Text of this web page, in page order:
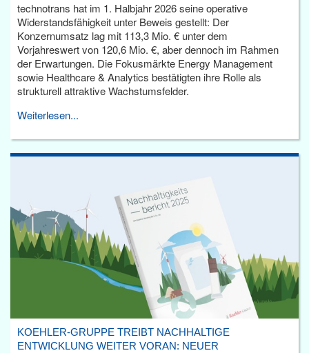
technotrans hat im 1. Halbjahr 2026 seine operative
Widerstandsfähigkeit unter Beweis gestellt: Der
Konzernumsatz lag mit 113,3 Mio. € unter dem
Vorjahreswert von 120,6 Mio. €, aber dennoch im Rahmen
der Erwartungen. Die Fokusmärkte Energy Management
sowie Healthcare & Analytics bestätigten ihre Rolle als
strukturell attraktive Wachstumsfelder.
Weiterlesen...
KOEHLER-GRUPPE TREIBT NACHHALTIGE
ENTWICKLUNG WEITER VORAN: NEUER